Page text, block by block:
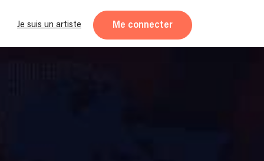
Je suis un artiste Me connecter